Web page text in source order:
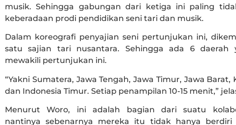
musik. Sehingga gabungan dari ketiga ini paling
keberadaan prodi pendidikan seni tari dan musik.
Dalam koreografi penyajian seni pertunjukan ini,
satu sajian tari nusantara. Sehingga ada 6 daerah
mewakili pertunjukan ini.
“Yakni Sumatera, Jawa Tengah, Jawa Timur, Jawa Barat,
dan Indonesia Timur. Setiap penampilan 10-15 menit,”
Menurut Woro, ini adalah bagian dari suatu
nantinya sebenarnya mereka itu tidak hanya berdiri